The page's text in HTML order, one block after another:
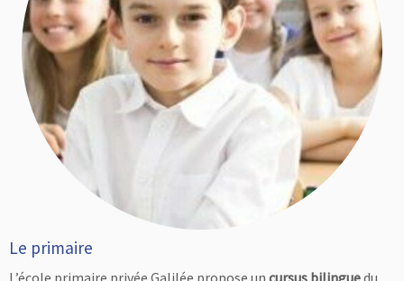
Le primaire
L’école primaire privée Galilée propose un cursus bilinguedu